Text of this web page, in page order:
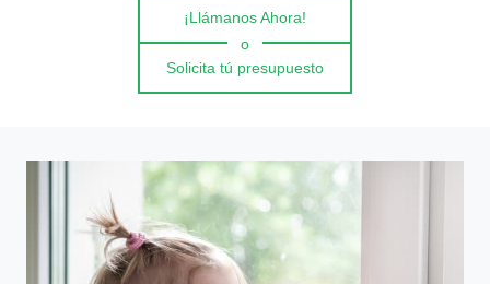
¡Llámanos Ahora!
o
Solicita tú presupuesto